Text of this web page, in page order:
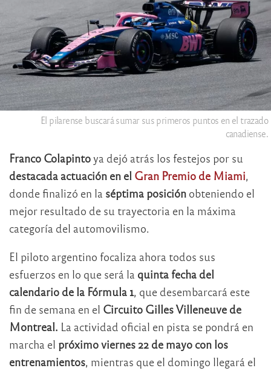
El pilarense buscará sumar sus primeros puntos en el trazado
canadiense.
Franco Colapintoya dejó atrás los festejos por su
destacada actuación en el Gran Premio de Miami,
donde finalizó en la séptima posición obteniendo el
mejor resultado de su trayectoria en la máxima
categoría del automovilismo.
El piloto argentino focaliza ahora todos sus
esfuerzos en lo que será la quinta fecha del
calendario de la Fórmula 1, que desembarcará este
fin de semana en el Circuito Gilles Villeneuve de
Montreal. La actividad oficial en pista se pondrá en
marcha el próximo viernes 22 de mayo con los
entrenamientos, mientras que el domingo llegará el